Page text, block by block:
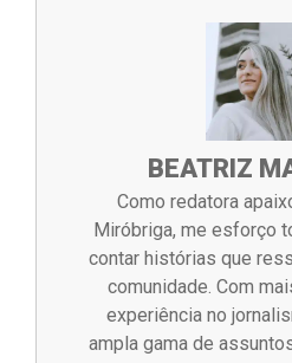
BEATRIZ
Como redatora
Miróbriga, me esforço
contar histórias que
comunidade. Com
experiência no
ampla gama de